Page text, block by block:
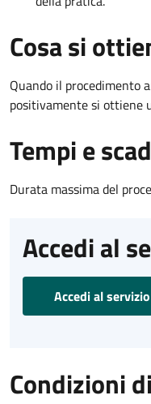
Cosa si
Quando il procedimento
positivamente si ottiene
Tempi e
Durata massima del
Accedi al
Accedi al servizio
Condizioni